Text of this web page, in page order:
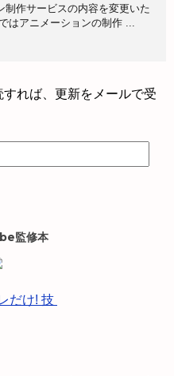
制作サービスの内容を変更いた
はアニメーションの制作 ...
れば、更新をメールで受
監修本
だけ! 技